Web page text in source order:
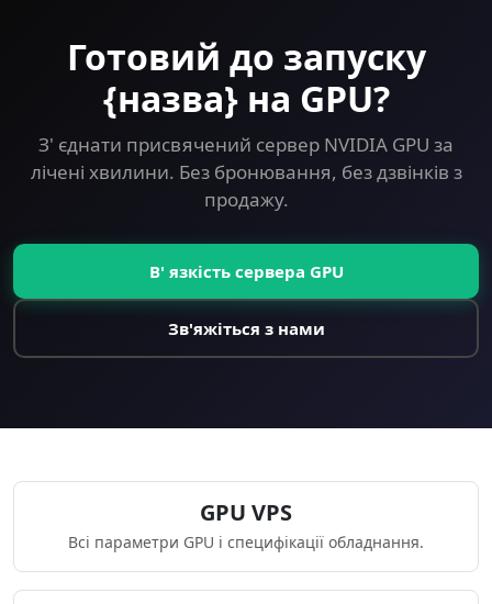
Готовий до запуску
{назва} на GPU?
З' єднати присвячений сервер NVIDIA GPU за
лічені хвилини. Без бронювання, без дзвінків з
продажу.
В' язкість сервера GPU
Зв'яжіться з нами
GPU VPS
Всі параметри GPU і специфікації обладнання.